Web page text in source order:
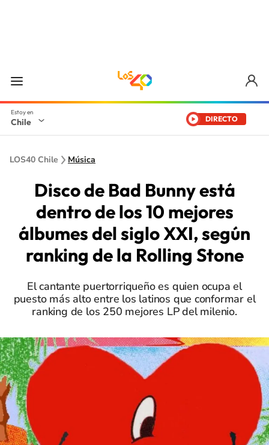
Chile DIRECTO
LOS40 Chile Música
Disco de Bad Bunny está
dentro de los 10 mejores
álbumes del siglo XXI, según
ranking de la Rolling Stone
El cantante puertorriqueño es quien ocupa el
puesto más alto entre los latinos que conformar el
ranking de los 250 mejores LP del milenio.